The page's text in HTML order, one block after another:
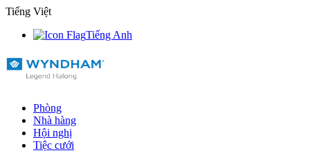
Tiếng Việt
Tiếng Anh
Phòng
Nhà hàng
Hội nghị
Tiệc cưới